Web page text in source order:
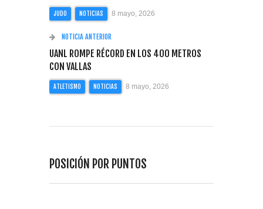
JUDO NOTICIAS 8 mayo, 2026
NOTICIA ANTERIOR
UANL ROMPE RÉCORD EN LOS 400 METROS
CON VALLAS
ATLETISMO NOTICIAS 8 mayo, 2026
POSICIÓN POR PUNTOS